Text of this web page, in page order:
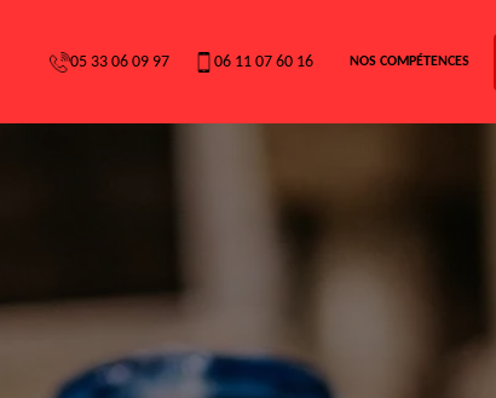
05 33 06 09 97 06 11 07 60 16 NOS COMPÉTENCES